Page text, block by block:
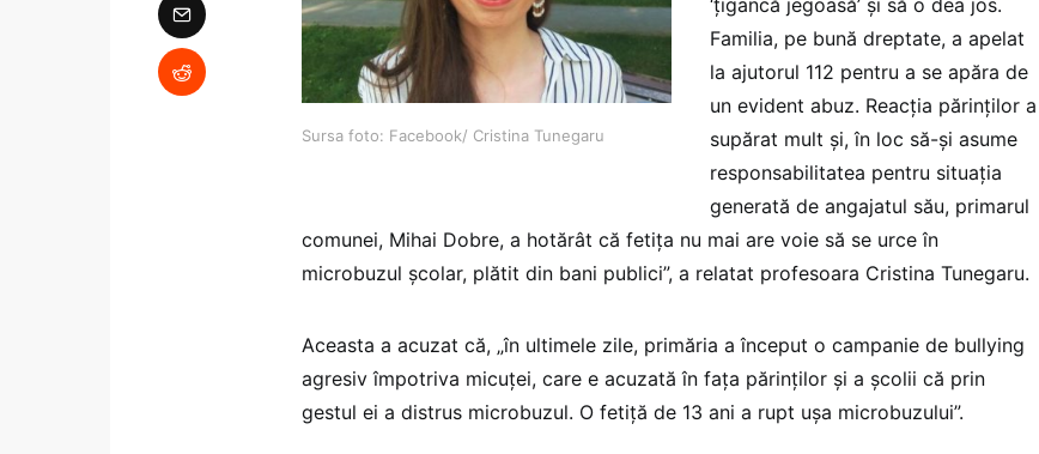
Sursa foto: Facebook/ Cristina Tunegaru
Familia, pe bună dreptate, a apelat
la ajutorul 112 pentru a se apăra de
un evident abuz. Reacția părinților a
supărat mult și, în loc să-și asume
responsabilitatea pentru situația
generată de angajatul său, primarul
comunei, Mihai Dobre, a hotărât că fetița nu mai are voie să se urce în
microbuzul școlar, plătit din bani publici”, a relatat profesoara Cristina Tunegaru.
Aceasta a acuzat că, „în ultimele zile, primăria a început o campanie de bullying
agresiv împotriva micuței, care e acuzată în fața părinților și a școlii că prin
gestul ei a distrus microbuzul. O fetiță de 13 ani a rupt ușa microbuzului”.